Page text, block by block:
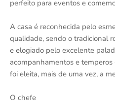
perfeito para eventos e
A casa é reconhecida pelo
qualidade, sendo o tradicional
e elogiado pelo excelente
acompanhamentos e temperos
foi eleita, mais de uma vez, a
O chefe